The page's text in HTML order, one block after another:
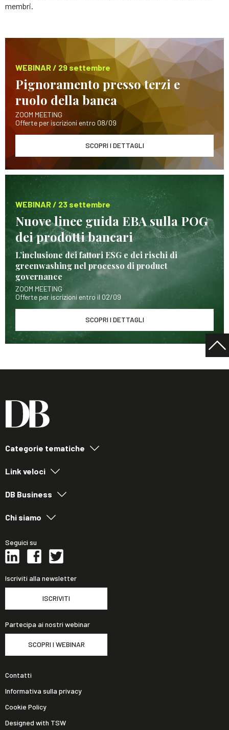
membri.
WEBINAR / 29 settembre
Pignoramento presso terzi e
ruolo della banca
ZOOM MEETING
Offerte per iscrizioni entro 08/09
SCOPRI I DETTAGLI
WEBINAR / 23 settembre
Nuove linee guida EBA sulla POG
dei prodotti bancari
L’inclusione dei fattori ESG e dei rischi di
greenwashing nel processo di product
governance
ZOOM MEETING
Offerte per iscrizioni entro il 02/09
SCOPRI I DETTAGLI
Categorie tematiche
Link veloci
DB Business
Chi siamo
Seguici su
Iscriviti alla newsletter
ISCRIVITI
Partecipa ai nostri webinar
SCOPRI I WEBINAR
Contatti
Informativa sulla privacy
Cookie Policy
Designed with TSW